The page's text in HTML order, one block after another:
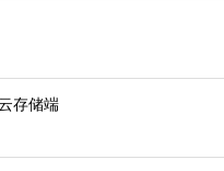
存储端